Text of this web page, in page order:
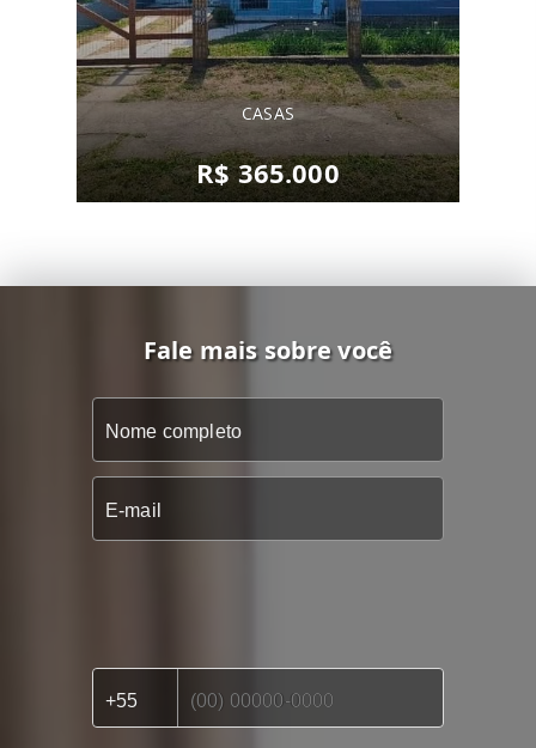
CASAS
R$ 365.000
Fale mais sobre você